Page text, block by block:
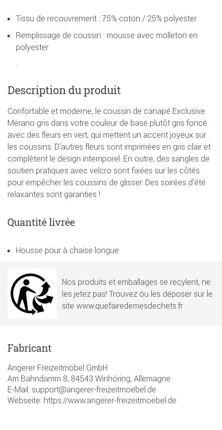
Tissu de recouvrement : 75% coton / 25% polyester
Remplissage de coussin : mousse avec molleton en
polyester
.
Description du produit
Confortable et moderne, le coussin de canapé Exclusive
Merano gris dans votre couleur de base plutôt gris foncé
avec des fleurs en vert, qui mettent un accent joyeux sur
les coussins. D'autres fleurs sont imprimées en gris clair et
complètent le design intemporel. En outre, des sangles de
soutien pratiques avec velcro sont fixées sur les côtés
pour empêcher les coussins de glisser. Des soirées d'été
relaxantes sont garanties !
Quantité livrée
Housse pour à chaise longue
Nos produits et emballages se recylent, ne
les jetez pas! Trouvez óu les déposer sur le
site www.quefairedemesdechets.fr
Fabricant
Angerer Freizeitmöbel GmbH
Am Bahndamm 8, 84543 Winhöring, Allemagne
E-Mail: support@angerer-freizeitmoebel.de
Webseite: https://www.angerer-freizeitmoebel.de